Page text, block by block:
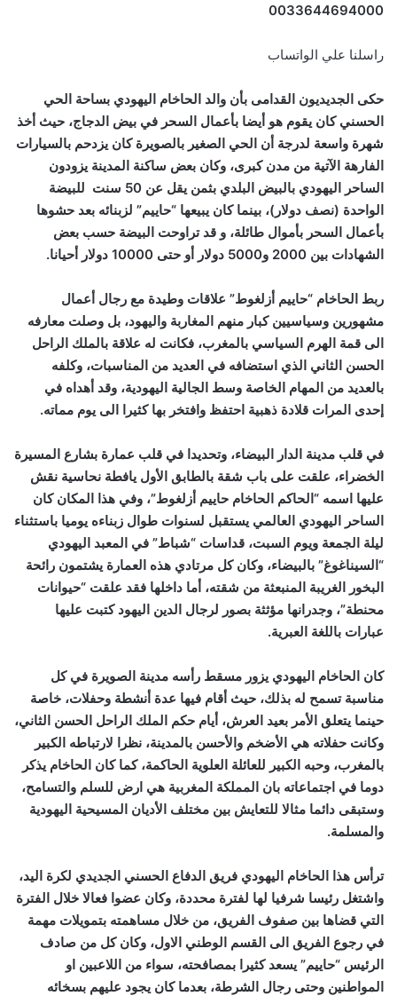
0033644694000
راسلنا علي الواتساب
حكى الجديديون القدامى بأن والد الحاخام اليهودي بساحة الحي
الحسني كان يقوم هو أيضا بأعمال السحر في بيض الدجاج، حيث أخذ
شهرة واسعة لدرجة أن الحي الصغير بالصويرة كان يزدحم بالسيارات
الفارهة الآتية من مدن كبرى، وكان بعض ساكنة المدينة يزودون
الساحر اليهودي بالبيض البلدي بثمن يقل عن 50 سنت للبيضة
الواحدة (نصف دولار)، بينما كان يبيعها “حاييم” لزبنائه بعد حشوها
بأعمال السحر بأموال طائلة، و قد تراوحت البيضة حسب بعض
الشهادات بين 2000 و5000 دولار أو حتى 10000 دولار أحيانا.
ربط الحاخام “حاييم أزلغوط” علاقات وطيدة مع رجال أعمال
مشهورين وسياسيين كبار منهم المغاربة واليهود، بل وصلت معارفه
الى قمة الهرم السياسي بالمغرب، فكانت له علاقة بالملك الراحل
الحسن الثاني الذي استضافه في العديد من المناسبات، وكلفه
بالعديد من المهام الخاصة وسط الجالية اليهودية، وقد أهداه في
إحدى المرات قلادة ذهبية احتفظ وافتخر بها كثيرا الى يوم مماته.
في قلب مدينة الدار البيضاء، وتحديدا في قلب عمارة بشارع المسيرة
الخضراء، علقت على باب شقة بالطابق الأول يافطة نحاسية نقش
عليها اسمه “الحاكم الحاخام حاييم أزلغوط”، وفي هذا المكان كان
الساحر اليهودي العالمي يستقبل لسنوات طوال زبناءه يوميا باستثناء
ليلة الجمعة ويوم السبت، قداسات “شباط” في المعبد اليهودي
“السيناغوغ” بالبيضاء، وكان كل مرتادي هذه العمارة يشتمون رائحة
البخور الغريبة المنبعثة من شقته، أما داخلها فقد علقت “حيوانات
محنطة”، وجدرانها مؤثثة بصور لرجال الدين اليهود كتبت عليها
عبارات باللغة العبرية.
كان الحاخام اليهودي يزور مسقط رأسه مدينة الصويرة في كل
مناسبة تسمح له بذلك، حيث أقام فيها عدة أنشطة وحفلات، خاصة
حينما يتعلق الأمر بعيد العرش، أيام حكم الملك الراحل الحسن الثاني،
وكانت حفلاته هي الأضخم والأحسن بالمدينة، نظرا لارتباطه الكبير
بالمغرب، وحبه الكبير للعائلة العلوية الحاكمة، كما كان الحاخام يذكر
دوما في اجتماعاته بان المملكة المغربية هي ارض للسلم والتسامح،
وستبقى دائما مثالا للتعايش بين مختلف الأديان المسيحية اليهودية
والمسلمة.
ترأس هذا الحاخام اليهودي فريق الدفاع الحسني الجديدي لكرة اليد،
واشتغل رئيسا شرفيا لها لفترة محددة، وكان عضوا فعالا خلال الفترة
التي قضاها بين صفوف الفريق، من خلال مساهمته بتمويلات مهمة
في رجوع الفريق الى القسم الوطني الاول، وكان كل من صادف
الرئيس “حاييم” يسعد كثيرا بمصافحته، سواء من اللاعبين او
المواطنين وحتى رجال الشرطة، بعدما كان يجود عليهم بسخائه